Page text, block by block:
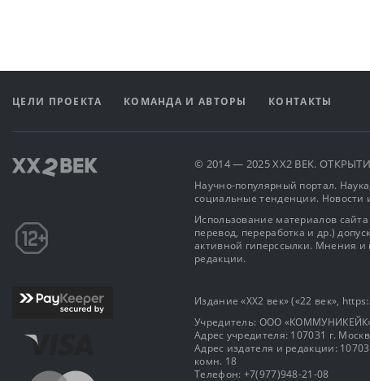
ЦЕЛИ ПРОЕКТА КОМАНДА И АВТОРЫ КОНТАКТЫ
© 2014 — 2025 XX2 ВЕК.
Научно-популярный портал.
социальные тенденции. Новости
Использование материалов
перевод, переработка и др.)
активной гиперссылки. Мнения и
редакции.
Издание «XX2 век» («22 век»,
Учредитель: OOO
Адрес учредителя: 107031 г.
Адрес издателя и редакции:
комн. 18
Телефон: +7(977)948-21-08